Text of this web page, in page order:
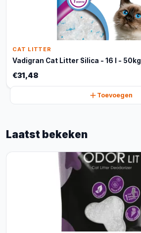
CAT LITTER
Vadigran Cat Litter Silica - 16 l - 50kg
€31,48
Toevoegen
Laatst bekeken